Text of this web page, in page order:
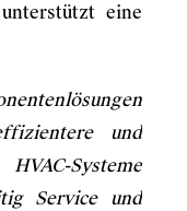
eine
und
Systeme
Service und